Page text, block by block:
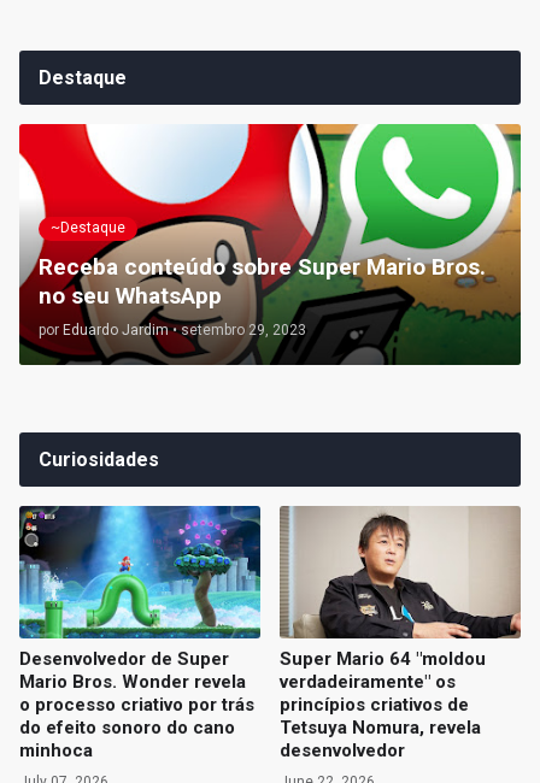
Destaque
~Destaque
Receba conteúdo sobre Super Mario Bros.
no seu WhatsApp
por Eduardo Jardim • setembro 29, 2023
Curiosidades
Desenvolvedor de Super
Mario Bros. Wonder revela
o processo criativo por trás
do efeito sonoro do cano
minhoca
Super Mario 64 "moldou
verdadeiramente" os
princípios criativos de
Tetsuya Nomura, revela
desenvolvedor